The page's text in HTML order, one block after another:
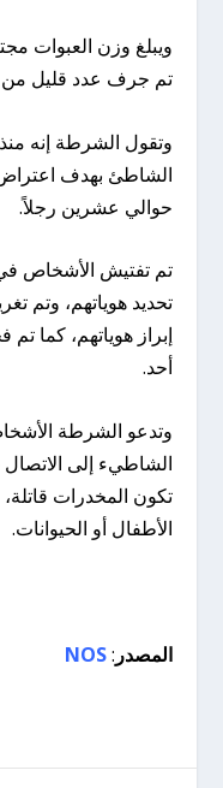
تم جرف عدد قليل من
وتقول الشرطة إنه
الشاطئ بهدف
حوالي عشرين رجلاً.
تم تفتيش الأشخاص
تحديد هوياتهم، وتم
إبراز هوياتهم، كما
أحد.
وتدعو الشرطة
تكون المخدرات
الأطفال أو الحيوانات.
المصدر :
NOS